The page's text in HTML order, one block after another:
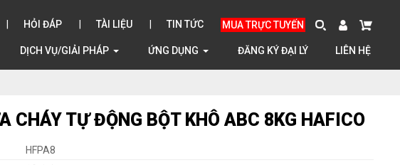
HỎI ĐÁP TÀI LIỆU TIN TỨC MUA TRỰC TUYẾN
DỊCH VỤ/GIẢI PHÁP ỨNG DỤNG ĐĂNG KÝ ĐẠI LÝ LIÊN HỆ
CHÁY TỰ ĐỘNG BỘT KHÔ ABC 8KG HAFICO
HFPA8